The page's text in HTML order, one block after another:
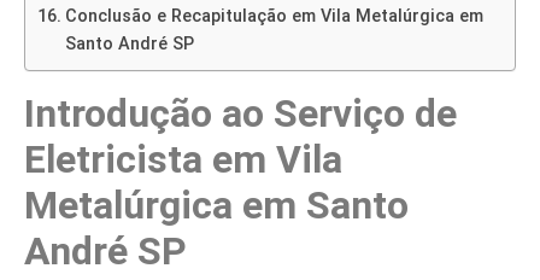
Conclusão e Recapitulação em Vila Metalúrgica em
Santo André SP
Introdução ao Serviço de
Eletricista em Vila
Metalúrgica em Santo
André SP